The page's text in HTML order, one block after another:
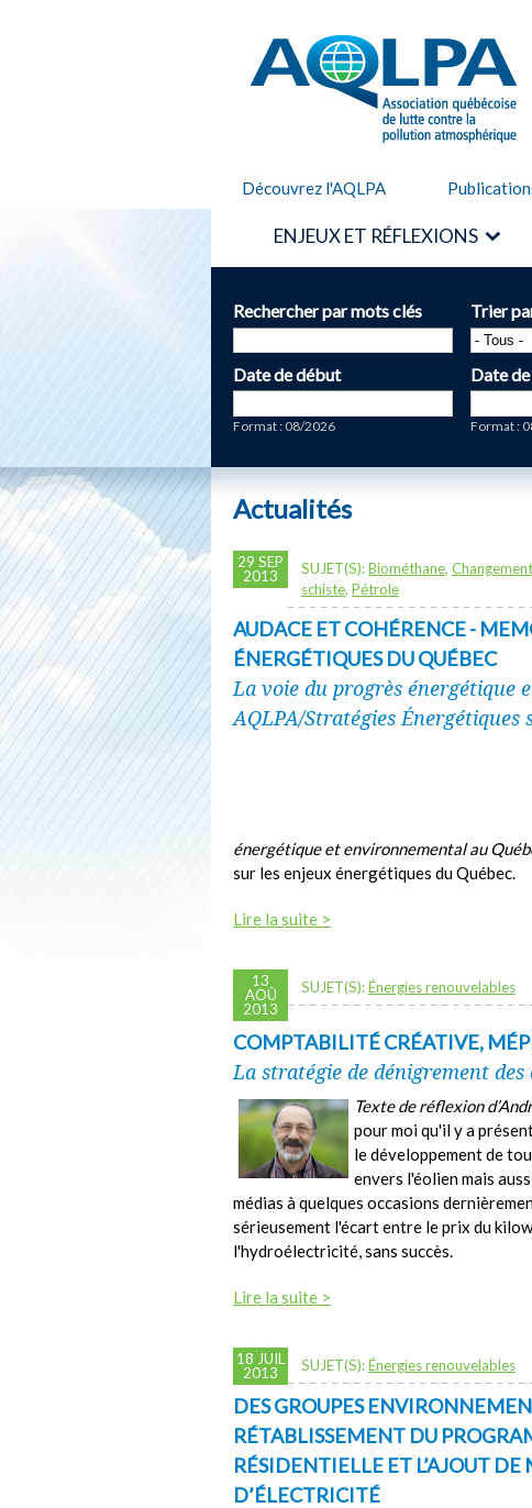
AQLPA
Découvrez l'AQLPA
ENJEUX ET RÉFLEXIONS
Rechercher par mots clés Trier
Date de début
Format : 08/2026
Date
Format :
Actualités
29 SEP
2013
SUJET(S):Biométhane,
schiste, Pétrole
AUDACE ET COHÉRENCE -
ÉNERGÉTIQUES DU QUÉBEC
La voie du progrès énergétique
AQLPA/Stratégies Énergétiques
énergétique et environnemental au
sur les enjeux énergétiques du Québec.
Lire la suite >
13
AOÛ
2013
SUJET(S):Énergies renouvelables
COMPTABILITÉ CRÉATIVE,
La stratégie de dénigrement
Texte de réflexion
pour moi qu'il y a
le développement de
envers l'éolien mais
médias à quelques occasions
sérieusement l'écart entre le prix du
l'hydroélectricité, sans succès.
Lire la suite >
18 JUIL
2013
SUJET(S):Énergies renouvelables
DES GROUPES
RÉTABLISSEMENT DU
RÉSIDENTIELLE ET L’AJOUT DE
D’ÉLECTRICITÉ